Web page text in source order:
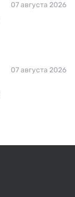
07 августа 2026
07 августа 2026